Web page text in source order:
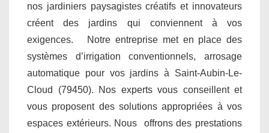
nos jardiniers paysagistes créatifs et innovateurs
créent des jardins qui conviennent à vos
exigences. Notre entreprise met en place des
systèmes d’irrigation conventionnels, arrosage
automatique pour vos jardins à Saint-Aubin-Le-
Cloud (79450). Nos experts vous conseillent et
vous proposent des solutions appropriées à vos
espaces extérieurs. Nous offrons des prestations